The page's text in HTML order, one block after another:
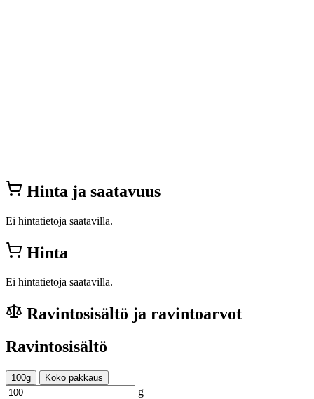
Hinta ja saatavuus
Ei hintatietoja saatavilla.
Hinta
Ei hintatietoja saatavilla.
Ravintosisältö ja ravintoarvot
Ravintosisältö
100g Koko pakkaus
g